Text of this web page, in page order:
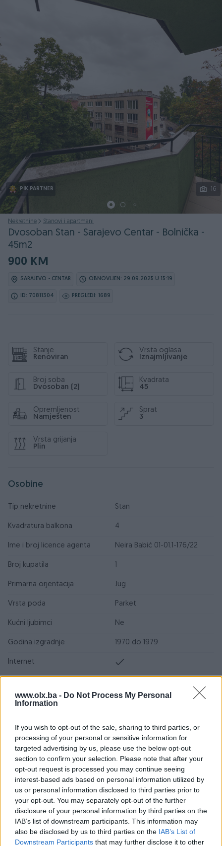
www.olx.ba - Do Not Process My Personal
Information
If you wish to opt-out of the sale, sharing to third parties, or
processing of your personal or sensitive information for
targeted advertising by us, please use the below opt-out
section to confirm your selection. Please note that after your
opt-out request is processed you may continue seeing
interest-based ads based on personal information utilized by
us or personal information disclosed to third parties prior to
your opt-out. You may separately opt-out of the further
disclosure of your personal information by third parties on the
IAB’s list of downstream participants. This information may
also be disclosed by us to third parties on the IAB’s List of
Downstream Participants that may further disclose it to other
PIK PARTNER 16
Nekretnine Stanovi i apartmani
Dvosoban Stan - Sarajevo Centar - Bolnička -
45m2
900 KM
SARAJEVO - CENTAR OBNOVLJEN: 29.09.2025 U 15:19
ID: 70811304 PREGLEDI: 1689
Stanje
Renoviran
Vrsta oglasa
Iznajmljivanje
Broj soba
Dvosoban (2)
Kvadrata
45
Opremljenost
Namješten
Sprat
3
Vrsta grijanja
Plin
Osobine
Tip nekretnine Stan
Kvadratura balkona 4
Ime i broj licence agenta Neira Babić 01-01.1-176/22
Broj kupatila 1
Primarna orjentacija Jug
Vrsta poda Parket
Kućni ljubimci Ne
Godina izgradnje 1970 do 1979
Internet
Kanalizacija
Ostava/špajz
Plin
Struja
Telefonski priključak
Uknjiženo / ZK
Blindirana vrata